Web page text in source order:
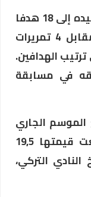
وبهدفه أمس الأحد، رفع النصيري رصيده إلى 18 هدفا
هذا الموسم في الدوري التركي، مقابل 4 تمريرات
الهدافين.
في مسابقة
الجاري
قادماً من إشبيلية، في صفقة بلغت قيمتها 19,5
التركي،